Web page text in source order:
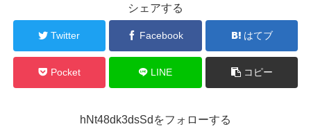
シェアする
Twitter Facebook はてブ
Pocket LINE コピー
hNt48dk3dsSdをフォローする